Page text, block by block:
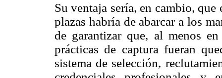
Su ventaja sería, en cambio,
plazas habría de abarcar a los
de garantizar que, al menos
prácticas de captura fueran
sistema de selección,